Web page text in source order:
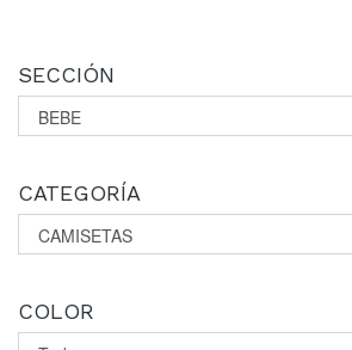
SECCIÓN
CATEGORÍA
COLOR